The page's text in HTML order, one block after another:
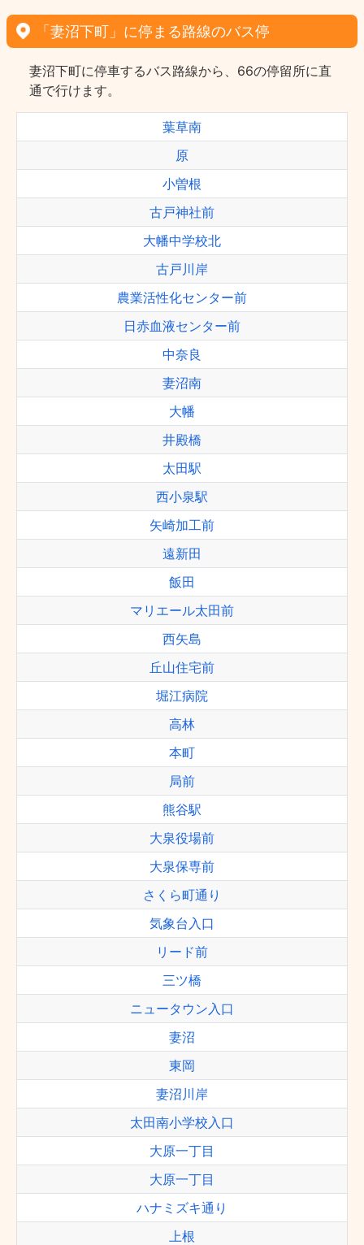
「妻沼下町」に停まる路線のバス停
妻沼下町に停車するバス路線から、66の停留所に直
通で行けます。
葉草南
原
小曽根
古戸神社前
大幡中学校北
古戸川岸
農業活性化センター前
日赤血液センター前
中奈良
妻沼南
大幡
井殿橋
太田駅
西小泉駅
矢崎加工前
遠新田
飯田
マリエール太田前
西矢島
丘山住宅前
堀江病院
高林
本町
局前
熊谷駅
大泉役場前
大泉保専前
さくら町通り
気象台入口
リード前
三ツ橋
ニュータウン入口
妻沼
東岡
妻沼川岸
太田南小学校入口
大原一丁目
大原一丁目
ハナミズキ通り
上根